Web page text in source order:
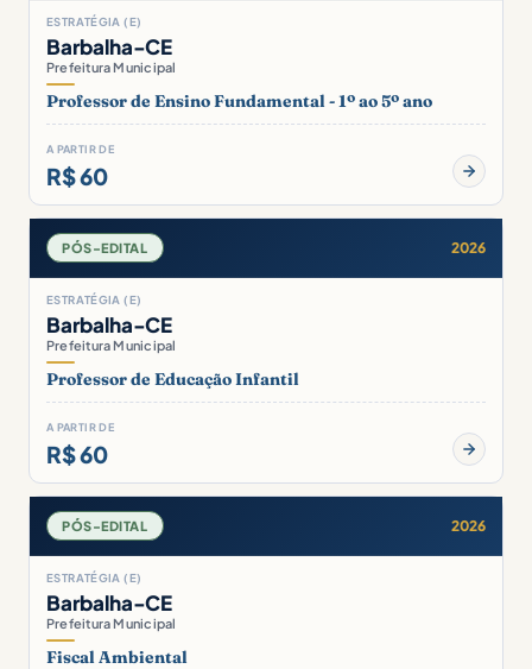
ESTRATÉGIA (E)
Barbalha-CE
Prefeitura Municipal
Professor de Ensino Fundamental - 1º ao 5º ano
A PARTIR DE
R$ 60
PÓS-EDITAL 2026
ESTRATÉGIA (E)
Barbalha-CE
Prefeitura Municipal
Professor de Educação Infantil
A PARTIR DE
R$ 60
PÓS-EDITAL 2026
ESTRATÉGIA (E)
Barbalha-CE
Prefeitura Municipal
Fiscal Ambiental